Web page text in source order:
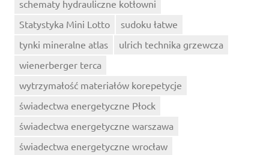
schematy hydrauliczne kotłowni
Statystyka Mini Lotto
sudoku łatwe
tynki mineralne atlas
ulrich technika grzewcza
wienerberger terca
wytrzymałość materiałów korepetycje
świadectwa energetyczne Płock
świadectwa energetyczne warszawa
świadectwa energetyczne wrocław